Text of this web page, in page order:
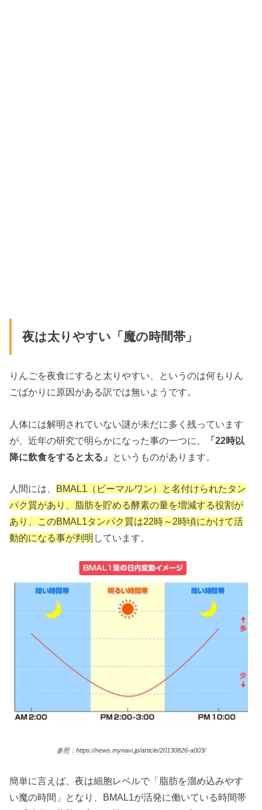
夜は太りやすい「魔の時間帯」
りんごを夜食にすると太りやすい、というのは何もりん
ごばかりに原因がある訳では無いようです。
人体には解明されていない謎が未だに多く残っています
が、近年の研究で明らかになった事の一つに、
「22時以
降に飲食をすると太る」 というものがあります。
人間には、 BMAL1（ビーマルワン）と名付けられたタン
パク質があり、脂肪を貯める酵素の量を増減する役割が
あり、このBMAL1タンパク質は22時～2時頃にかけて活
動的になる事が判明 しています。
参照：https://news.mynavi.jp/article/20130826-a003/
簡単に言えば、夜は細胞レベルで「脂肪を溜め込みやす
い魔の時間」となり、BMAL1が活発に働いている時間帯